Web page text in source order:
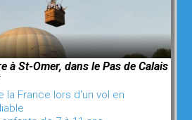
à St-Omer, dans le Pas de Calais
la France lors d'un vol en